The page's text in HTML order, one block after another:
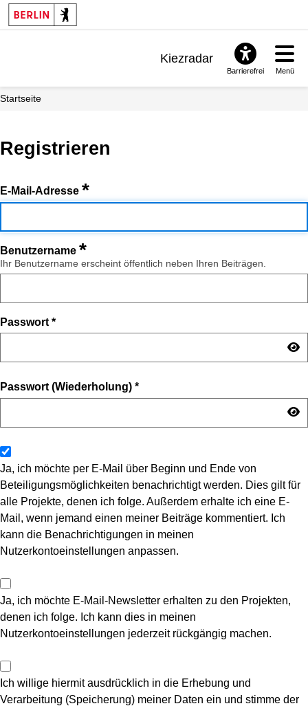
Kiezradar
Barrierefrei Menü
Startseite
Registrieren
E-Mail-Adresse *
Benutzername *
Ihr Benutzername erscheint öffentlich neben Ihren Beiträgen.
Passwort *
Passwort (Wiederholung) *
Ja, ich möchte per E-Mail über Beginn und Ende von
Beteiligungsmöglichkeiten benachrichtigt werden. Dies gilt für
alle Projekte, denen ich folge. Außerdem erhalte ich eine E-
Mail, wenn jemand einen meiner Beiträge kommentiert. Ich
kann die Benachrichtigungen in meinen
Nutzerkontoeinstellungen anpassen.
Ja, ich möchte E-Mail-Newsletter erhalten zu den Projekten,
denen ich folge. Ich kann dies in meinen
Nutzerkontoeinstellungen jederzeit rückgängig machen.
Ich willige hiermit ausdrücklich in die Erhebung und
Verarbeitung (Speicherung) meiner Daten ein und stimme der